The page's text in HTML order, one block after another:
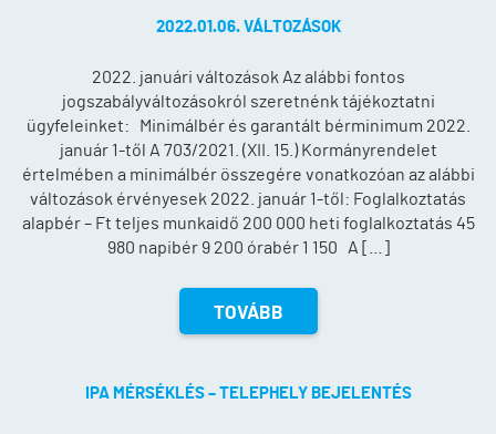
2022.01.06. VÁLTOZÁSOK
2022. januári változások Az alábbi fontos
jogszabályváltozásokról szeretnénk tájékoztatni
ügyfeleinket: Minimálbér és garantált bérminimum 2022.
január 1-től A 703/2021. (XII. 15.) Kormányrendelet
értelmében a minimálbér összegére vonatkozóan az alábbi
változások érvényesek 2022. január 1-től: Foglalkoztatás
alapbér – Ft teljes munkaidő 200 000 heti foglalkoztatás 45
980 napibér 9 200 órabér 1 150 A […]
TOVÁBB
IPA MÉRSÉKLÉS – TELEPHELY BEJELENTÉS